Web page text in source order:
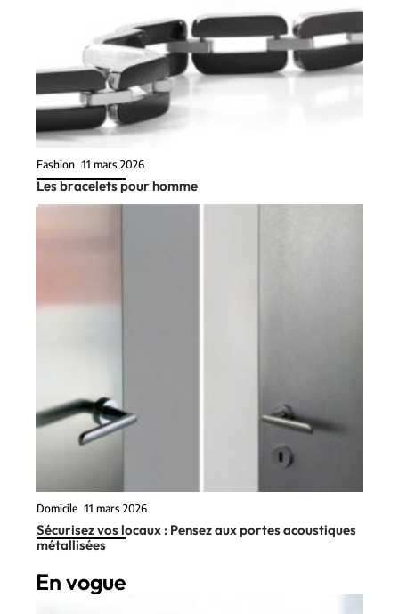
Fashion 11 mars 2026
Les bracelets pour homme
Domicile 11 mars 2026
Sécurisez vos locaux : Pensez aux portes acoustiques
métallisées
En vogue